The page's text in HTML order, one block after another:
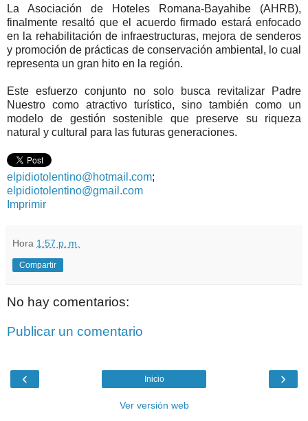
La Asociación de Hoteles Romana-Bayahibe (AHRB),
finalmente resaltó que el acuerdo firmado estará enfocado
en la rehabilitación de infraestructuras, mejora de senderos
y promoción de prácticas de conservación ambiental, lo cual
representa un gran hito en la región.
Este esfuerzo conjunto no solo busca revitalizar Padre
Nuestro como atractivo turístico, sino también como un
modelo de gestión sostenible que preserve su riqueza
natural y cultural para las futuras generaciones.
elpidiotolentino@hotmail.com;
elpidiotolentino@gmail.com
Imprimir
Hora 1:57 p. m.
Compartir
No hay comentarios:
Publicar un comentario
‹ ›
Inicio
Ver versión web